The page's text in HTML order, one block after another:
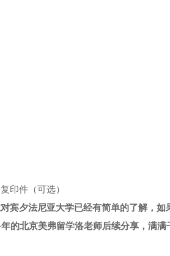
印件（可选）
宾夕法尼亚大学已经有简单的了解，
的北京美弗留学洛老师后续分享，满满